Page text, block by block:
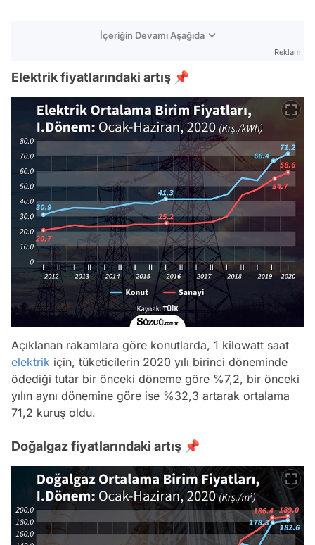
İçeriğin Devamı Aşağıda
Reklam
Elektrik fiyatlarındaki artış 📌
Açıklanan rakamlara göre konutlarda, 1 kilowatt saat
elektrik için, tüketicilerin 2020 yılı birinci döneminde
ödediği tutar bir önceki döneme göre %7,2, bir önceki
yılın aynı dönemine göre ise %32,3 artarak ortalama
71,2 kuruş oldu.
Doğalgaz fiyatlarındaki artış 📌